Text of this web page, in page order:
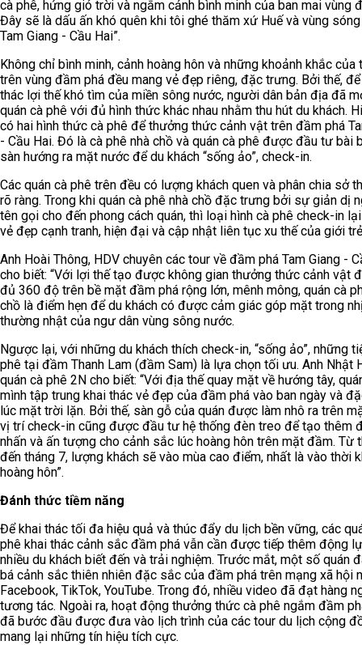
cà phê, hứng gió trời và ngắm cảnh bình minh của ban mai vùng
Đây sẽ là dấu ấn khó quên khi tôi ghé thăm xứ Huế và vùng
Tam Giang - Cầu Hai”.
Không chỉ bình minh, cảnh hoàng hôn và những khoảnh khắc của
trên vùng đầm phá đều mang vẻ đẹp riêng, đặc trưng. Bởi thế,
thác lợi thế khó tìm của miền sông nước, người dân bản địa đã
quán cà phê với đủ hình thức khác nhau nhằm thu hút du khách.
có hai hình thức cà phê để thưởng thức cảnh vật trên đầm phá
- Cầu Hai. Đó là cà phê nhà chồ và quán cà phê được đầu tư bài
sàn hướng ra mặt nước để du khách “sống ảo”, check-in.
Các quán cà phê trên đều có lượng khách quen và phân chia sở
rõ ràng. Trong khi quán cà phê nhà chồ đặc trưng bởi sự giản dị
tên gọi cho đến phong cách quán, thì loại hình cà phê check-in
vẻ đẹp cạnh tranh, hiện đại và cập nhật liên tục xu thế của giới
Anh Hoài Thông, HDV chuyên các tour về đầm phá Tam Giang -
cho biết: “Với lợi thế tạo được không gian thưởng thức cảnh vật
đủ 360 độ trên bề mặt đầm phá rộng lớn, mênh mông, quán cà
chồ là điểm hẹn để du khách có được cảm giác góp mặt trong
thường nhật của ngư dân vùng sông nước.
Ngược lại, với những du khách thích check-in, “sống ảo”, những
phê tại đầm Thanh Lam (đầm Sam) là lựa chọn tối ưu. Anh Nhật
quán cà phê 2N cho biết: “Với địa thế quay mặt về hướng tây,
mình tập trung khai thác vẻ đẹp của đầm phá vào ban ngày và
lúc mặt trời lặn. Bởi thế, sàn gỗ của quán được làm nhô ra trên
vị trí check-in cũng được đầu tư hệ thống đèn treo để tạo thêm
nhấn và ấn tượng cho cảnh sắc lúc hoàng hôn trên mặt đầm. Từ
đến tháng 7, lượng khách sẽ vào mùa cao điểm, nhất là vào thời
hoàng hôn”.
Đánh thức tiềm năng
Để khai thác tối đa hiệu quả và thúc đẩy du lịch bền vững, các
phê khai thác cảnh sắc đầm phá vẫn cần được tiếp thêm động
nhiều du khách biết đến và trải nghiệm. Trước mắt, một số quán
bá cảnh sắc thiên nhiên đặc sắc của đầm phá trên mạng xã hội
Facebook, TikTok, YouTube. Trong đó, nhiều video đã đạt hàng
tương tác. Ngoài ra, hoạt động thưởng thức cà phê ngắm đầm
đã bước đầu được đưa vào lịch trình của các tour du lịch cộng
mang lại những tín hiệu tích cực.